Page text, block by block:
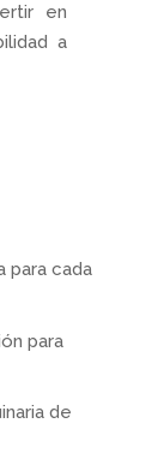
en
a
para cada
para
de